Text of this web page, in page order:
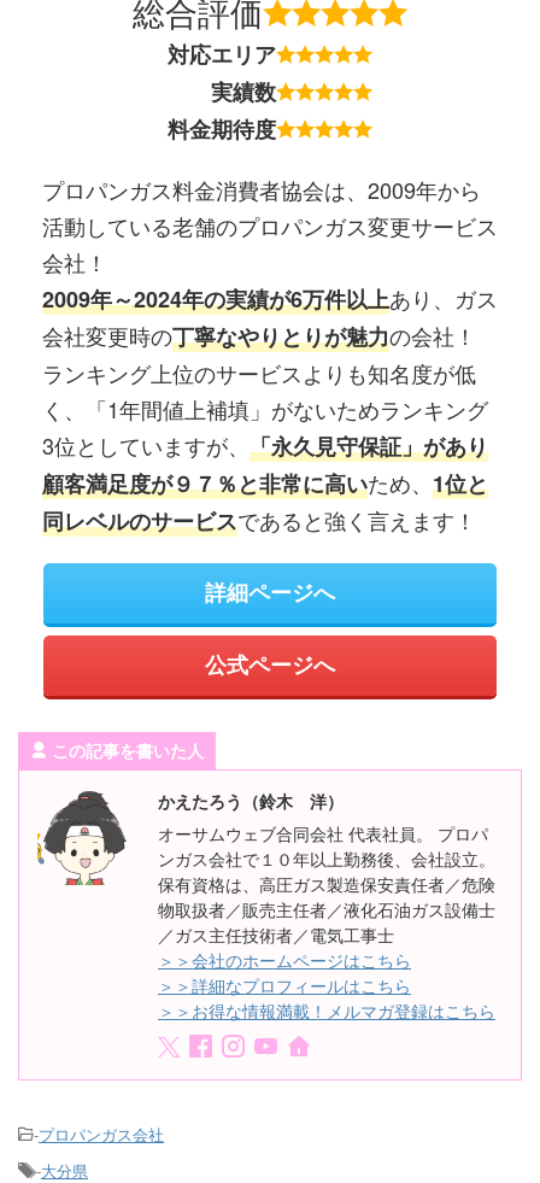
総合評価
対応エリア
実績数
料金期待度
プロパンガス料金消費者協会は、2009年から
活動している老舗のプロパンガス変更サービス
会社！
2009年～2024年の実績が6万件以上あり、ガス
会社変更時の丁寧なやりとりが魅力の会社！
ランキング上位のサービスよりも知名度が低
く、「1年間値上補填」がないためランキング
3位としていますが、 「永久見守保証」があり
顧客満足度が９７％と非常に高いため、 1位と
同レベルのサービスであると強く言えます！
詳細ページへ
公式ページへ
この記事を書いた人
かえたろう（鈴木 洋）
オーサムウェブ合同会社 代表社員。 プロパ
ンガス会社で１０年以上勤務後、会社設立。
保有資格は、高圧ガス製造保安責任者／危険
物取扱者／販売主任者／液化石油ガス設備士
／ガス主任技術者／電気工事士
＞＞会社のホームページはこちら
＞＞詳細なプロフィールはこちら
＞＞お得な情報満載！メルマガ登録はこちら
-プロパンガス会社
-大分県